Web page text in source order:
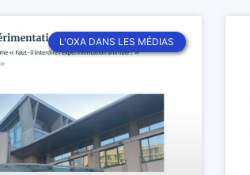
L'OXA DANS LES MÉDIAS